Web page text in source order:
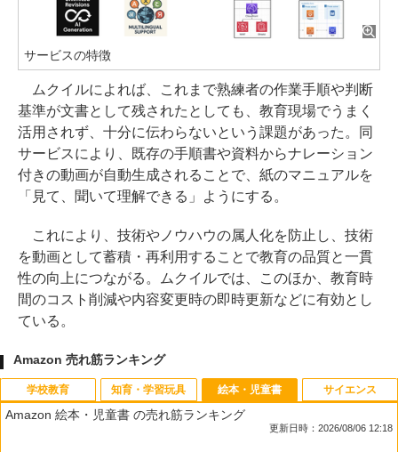
サービスの特徴
ムクイルによれば、これまで熟練者の作業手順や判断
基準が文書として残されたとしても、教育現場でうまく
活用されず、十分に伝わらないという課題があった。同
サービスにより、既存の手順書や資料からナレーション
付きの動画が自動生成されることで、紙のマニュアルを
「見て、聞いて理解できる」ようにする。
これにより、技術やノウハウの属人化を防止し、技術
を動画として蓄積・再利用することで教育の品質と一貫
性の向上につながる。ムクイルでは、このほか、教育時
間のコスト削減や内容変更時の即時更新などに有効とし
ている。
Amazon 売れ筋ランキング
学校教育 知育・学習玩具 絵本・児童書
Amazon 絵本・児童書 の売れ筋ランキング
更新日時：2026/08/06 12:18
サイエンス